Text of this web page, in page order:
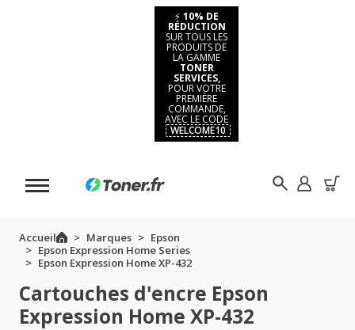
⚡ 10% DE
RÉDUCTION
SUR TOUS LES
PRODUITS DE
LA GAMME
TONER
SERVICES,
POUR VOTRE
PREMIÈRE
COMMANDE,
AVEC LE CODE
WELCOME10
Accueil Marques
Epson
Epson Expression Home Series
Epson Expression Home XP-432
Cartouches d'encre Epson
Expression Home XP-432